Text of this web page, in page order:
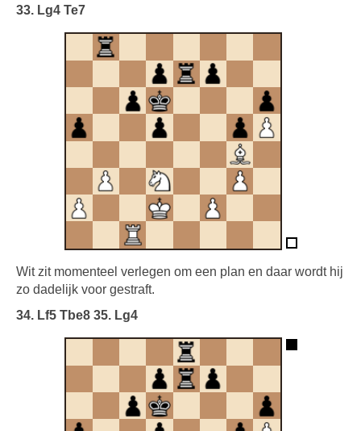
33. Lg4 Te7
Wit zit momenteel verlegen om een plan en daar wordt hij
zo dadelijk voor gestraft.
34. Lf5 Tbe8 35. Lg4